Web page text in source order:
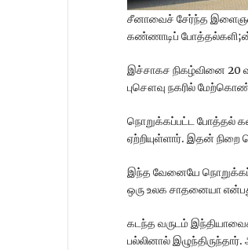
சீனாவைச் சேர்ந்த இளைஞன்
கண்ணாடிப் போத்தல்களி;ன்
இச்சாகச நிகழ்வினை
புசௌவு நகரில்
நொறுக்கப்பட்ட போத்தல்
ஏற்றியுள்ளார். இதன் நிறை
இந்த வேனையே
ஒரு உலக சாதனையா
கடந்த வருடம்
பல்லினால்